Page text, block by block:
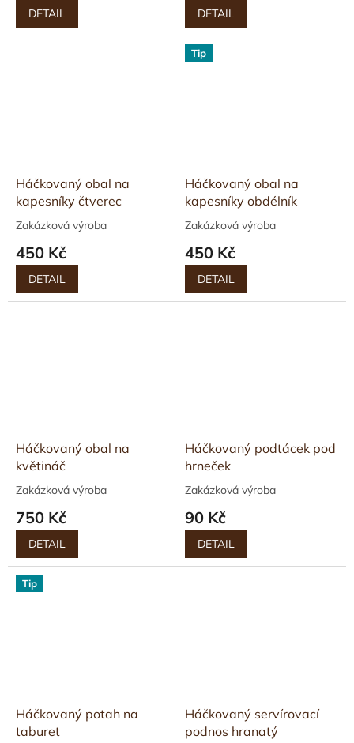
DETAIL DETAIL
Háčkovaný obal na
kapesníky čtverec
Zakázková výroba
450 Kč
DETAIL
Tip
Háčkovaný obal na
kapesníky obdélník
Zakázková výroba
450 Kč
DETAIL
Háčkovaný obal na
květináč
Zakázková výroba
750 Kč
DETAIL
Háčkovaný podtácek pod
hrneček
Zakázková výroba
90 Kč
DETAIL
Tip
Háčkovaný potah na
taburet
Háčkovaný servírovací
podnos hranatý